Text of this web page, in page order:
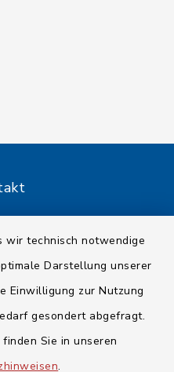
wir technisch notwendige
Darstellung unserer
Einwilligung zur Nutzung
gesondert abgefragt.
Sie in unseren
.